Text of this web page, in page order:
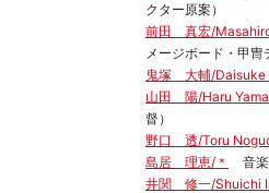
クター原案）
前田 真宏/
メージボード・甲冑
鬼塚 大輔/Daisuke
山田 陽/Haru
督）
野口 透/Toru
島居 理恵/＊
音
井関 修一/Shuichi